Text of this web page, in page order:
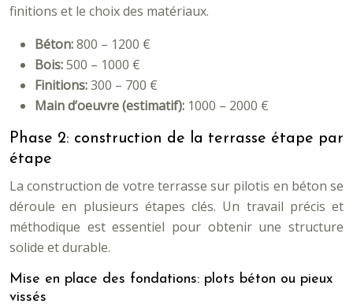
finitions et le choix des matériaux.
Béton:800 – 1200 €
Bois:500 – 1000 €
Finitions:300 – 700 €
Main d’oeuvre (estimatif): 1000 – 2000 €
Phase 2: construction de la terrasse étape par
étape
La construction de votre terrasse sur pilotis en béton se
déroule en plusieurs étapes clés. Un travail précis et
méthodique est essentiel pour obtenir une structure
solide et durable.
Mise en place des fondations: plots béton ou pieux
vissés